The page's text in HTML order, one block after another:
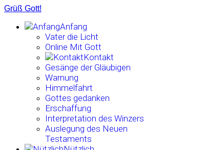
Grüß Gott!
Anfang
Vater die Licht
Online Mit Gott
Kontakt
Gesänge der Gläubigen
Warnung
Himmelfahrt
Gottes gedanken
Erschaffung
Interpretation des Winzers
Auslegung des Neuen
Testaments